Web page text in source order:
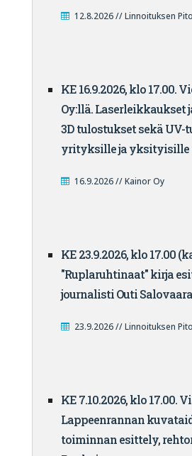
12.8.2026 // Linnoituksen
KE 16.9.2026, klo 17.00.
Oy:llä. Laserleikkaukset
3D tulostukset sekä UV-
yrityksille ja yksityisille
16.9.2026 // Kainor Oy
KE 23.9.2026, klo 17.00
"Ruplaruhtinaat" kirja
journalisti Outi Salovaara
23.9.2026 // Linnoituksen
KE 7.10.2026, klo 17.00.
Lappeenrannan
toiminnan esittely,